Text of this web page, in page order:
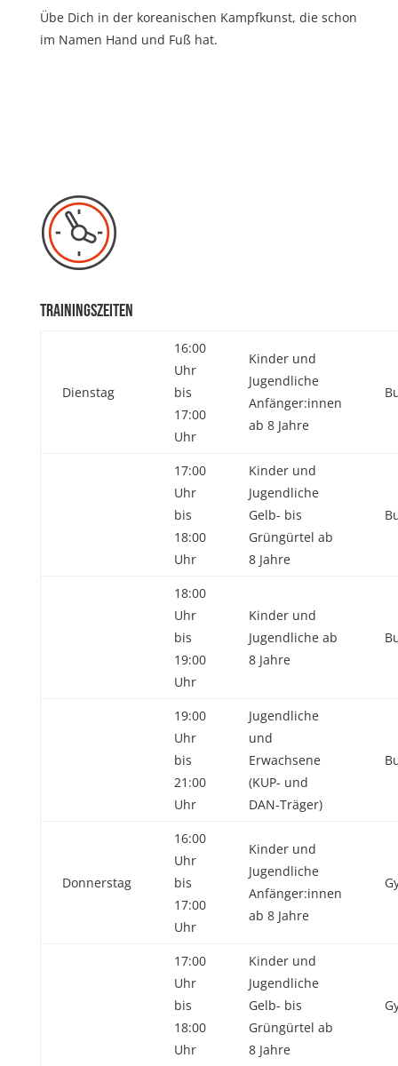
Übe Dich in der koreanischen Kampfkunst, die schon
im Namen Hand und Fuß hat.
Trainingszeiten
Dienstag
16:00
Uhr
bis
17:00
Uhr
Kinder und
Jugendliche
Anfänger:innen
ab 8 Jahre
17:00
Uhr
bis
18:00
Uhr
Kinder und
Jugendliche
Gelb- bis
Grüngürtel ab
8 Jahre
18:00
Uhr
bis
19:00
Uhr
Kinder und
Jugendliche ab
8 Jahre
19:00
Uhr
bis
21:00
Uhr
Jugendliche
und
Erwachsene
(KUP- und
DAN-Träger)
Donnerstag
16:00
Uhr
bis
17:00
Uhr
Kinder und
Jugendliche
Anfänger:innen
ab 8 Jahre
17:00
Uhr
bis
18:00
Uhr
Kinder und
Jugendliche
Gelb- bis
Grüngürtel ab
8 Jahre